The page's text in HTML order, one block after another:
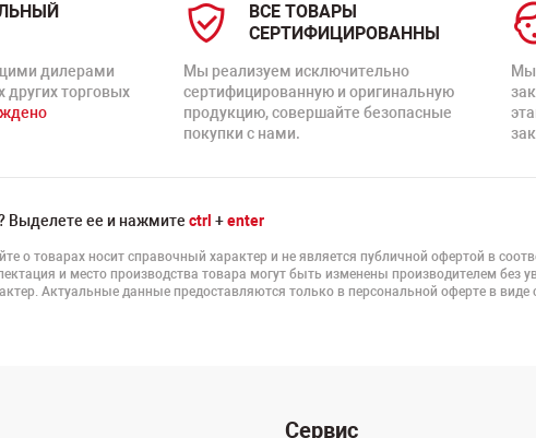
дилерами
других торговых
ВСЕ ТОВАРЫ
СЕРТИФИЦИРОВАННЫ
Мы реализуем исключительно
сертифицированную и оригинальную
продукцию, совершайте безопасные
покупки с нами.
Мы
Выделете ее и нажмите ctrl +enter
о товарах носит справочный характер и не является публичной офертой в
и место производства товара могут быть изменены производителем
Актуальные данные предоставляются только в персональной оферте в виде
Сервис